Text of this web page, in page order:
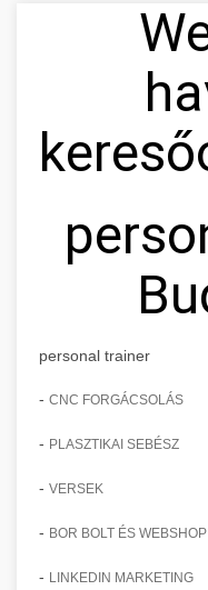
personal trainer
- CNC FORGÁCSOLÁS
- PLASZTIKAI SEBÉSZ
- VERSEK
- BOR BOLT ÉS WEBSHOP
- LINKEDIN MARKETING